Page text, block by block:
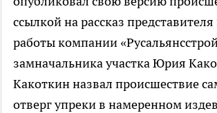
ссылкой на рассказ
работы компании
замначальника участка Юрия
Какоткин назвал происшествие
отверг упреки в намеренном